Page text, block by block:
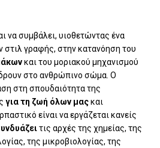
να συμβάλει, υιοθετώντας ένα
στιλ γραφής, στην κατανόηση του
και του μοριακού μηχανισμού
στο ανθρώπινο σώμα. Ο
στη σπουδαιότητα της
για τη ζωή όλων μαςκαι
είναι να εργάζεται κανείς
τις αρχές της χημείας, της
της μικροβιολογίας, της